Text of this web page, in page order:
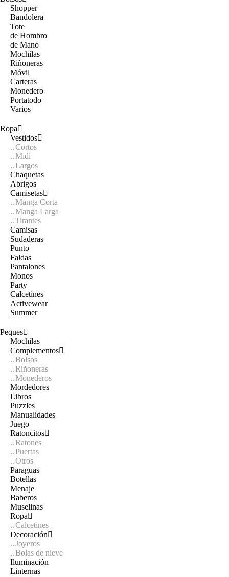
Shopper
Bandolera
Tote
de Hombro
de Mano
Mochilas
Riñoneras
Móvil
Carteras
Monedero
Portatodo
Varios
Ropa
Vestidos
Cortos
Midi
Largos
Chaquetas
Abrigos
Camisetas
Manga Corta
Manga Larga
Tirantes
Camisas
Sudaderas
Punto
Faldas
Pantalones
Monos
Party
Calcetines
Activewear
Summer
Peques
Mochilas
Complementos
Bolsos
Riñoneras
Monederos
Mordedores
Libros
Puzzles
Manualidades
Juego
Ratoncitos
Ratones
Puertas
Otros
Paraguas
Botellas
Menaje
Baberos
Muselinas
Ropa
Calcetines
Decoración
Joyeros
Bolas de nieve
Iluminación
Linternas